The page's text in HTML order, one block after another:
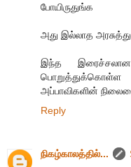
போயிருதுங்க
அது இல்லாத
இந்த
அப்பாவிகளின்
Reply
நிகழ்காலத்தில்...